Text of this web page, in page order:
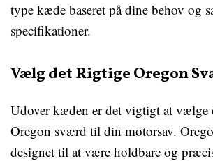
type kæde baseret på dine behov og
specifikationer.
Vælg det Rigtige Oregon
Udover kæden er det vigtigt at vælge
Oregon sværd til din motorsav.
designet til at være holdbare og